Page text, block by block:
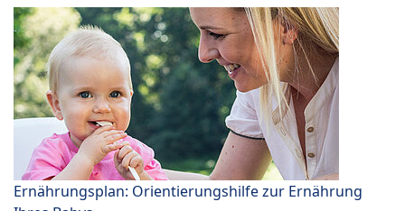
Ernährungsplan: Orientierungshilfe zur Ernährung